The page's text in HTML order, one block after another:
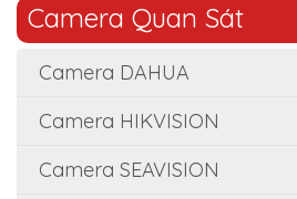
Camera Quan Sát
Camera DAHUA
Camera HIKVISION
Camera SEAVISION